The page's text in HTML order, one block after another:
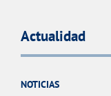
Actualidad
NOTICIAS